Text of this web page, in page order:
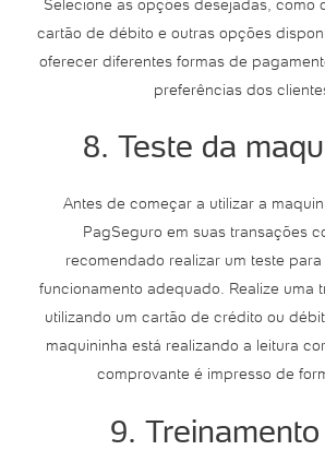
Selecione as opções desejadas, como
cartão de débito e outras opções
oferecer diferentes formas de
preferências dos
8. Teste da
Antes de começar a utilizar a
PagSeguro em suas transações
recomendado realizar um teste
funcionamento adequado. Realize uma
utilizando um cartão de crédito ou
maquininha está realizando a leitura
comprovante é impresso de
9.